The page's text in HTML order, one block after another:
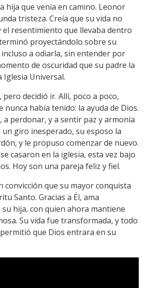
hija que venía en camino. Leonor
tristeza. Creía que su vida no
resentimiento que llevaba dentro
proyectándolo sobre su
a odiarla, sin entender por
de oscuridad que su padre la
Iglesia Universal.
decidió ir. Allí, poco a poco,
nunca había tenido: la ayuda de Dios.
a perdonar, y a sentir paz y armonía
un giro inesperado, su esposo la
y le propuso comenzar de nuevo.
casaron en la iglesia, esta vez bajo
Hoy son una pareja feliz y fiel.
convicción que su mayor conquista
Santo. Gracias a Él, ama
hija, con quien ahora mantiene
Su vida fue transformada, y todo
que Dios entrara en su